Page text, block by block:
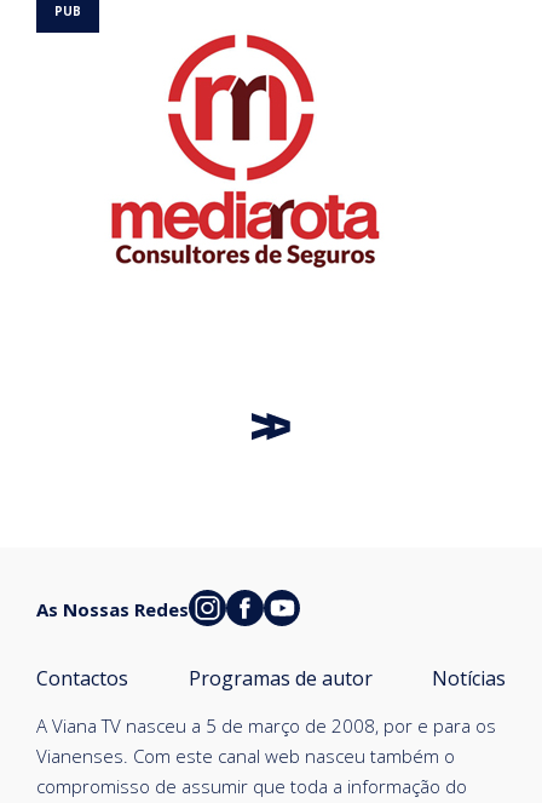
A Viana TV nasceu a 5 de março de 2008, por e para os
Vianenses. Com este canal web nasceu também o
compromisso de assumir que toda a informação do
Contactos Programas de autor Notícias
As Nossas Redes